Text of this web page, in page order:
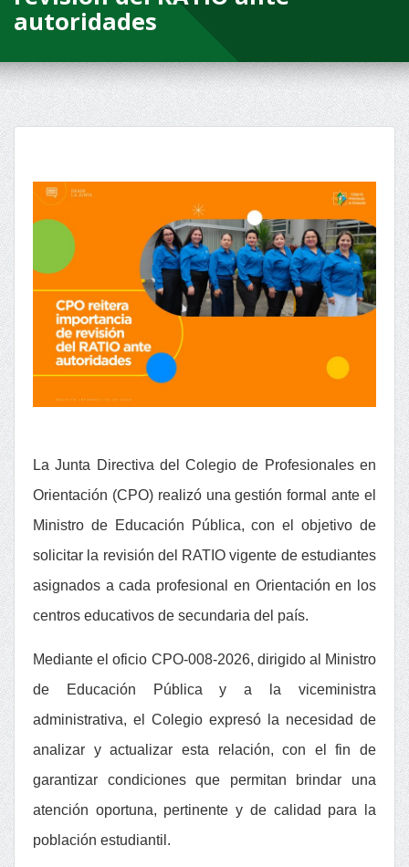
autoridades
La Junta Directiva del Colegio de Profesionales en
Orientación (CPO) realizó una gestión formal ante el
Ministro de Educación Pública, con el objetivo de
solicitar la revisión del RATIO vigente de estudiantes
asignados a cada profesional en Orientación en los
centros educativos de secundaria del país.
Mediante el oficio CPO-008-2026, dirigido al Ministro
de Educación Pública y a la viceministra
administrativa, el Colegio expresó la necesidad de
analizar y actualizar esta relación, con el fin de
garantizar condiciones que permitan brindar una
atención oportuna, pertinente y de calidad para la
población estudiantil.